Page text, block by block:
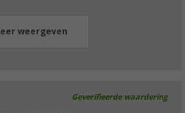
weergeven
Geverifieerde waardering